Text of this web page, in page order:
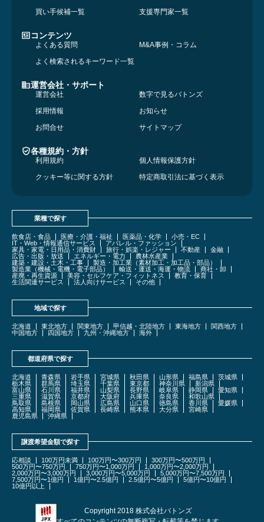
買い手候補一覧
支援専門家一覧
コンテンツ
よくある質問
M&A事例・コラム
よく検索されるキーワード一覧
運営会社・サポート
運営会社
数字で見るバトンズ
採用情報
お知らせ
お問合せ
サイトマップ
各種規約・方針
利用規約
個人情報保護方針
クッキー等に関する方針
特定商取引法に基づく表示
業種で探す
飲食店・食品 医療・介護・福祉 医薬品・化学
小売・EC
IT・Web・情報通信サービス
アパレル・ファッション
家具・家電・日用品・消費財
旅行・娯楽・レジャー 不動産
金融
広告・出版・放送
エネルギー・電力
農林水産業
建築・建設・土木・工事
製造・加工業（素材加工・加工品・部品）
製造業（機械・電機・電子部品）
輸送・運送・海運・物流
商社・卸
産廃・再生資源
美容・セルフケア・フィットネス
教育・保育
生活関連サービス
法人向けサービス その他
地域で探す
北海道 東北地方 関東地方 甲信越・北陸地方 東海地方
関西地方
中国地方
四国地方 九州・沖縄地方 海外
都道府県で探す
北海道 青森県 岩手県 宮城県 秋田県 山形県 福島県
茨城県
栃木県
群馬県 埼玉県 千葉県 東京都 神奈川県
新潟県
富山県
石川県 福井県 山梨県 長野県 岐阜県 静岡県
愛知県
三重県
滋賀県 京都府 大阪府 兵庫県 奈良県
和歌山県
鳥取県
島根県 岡山県 広島県 山口県 徳島県 香川県
愛媛県
高知県
福岡県 佐賀県 長崎県 熊本県 大分県
宮崎県
鹿児島県
沖縄県
譲渡希望金額で探す
応相談 100万円未満 100万円〜300万円
300万円〜500万円
500万円〜750万円
750万円〜1,000万円
1,000万円〜2,000万円
2,000万円〜3,000万円
3,000万円〜5,000万円
5,000万円〜7,500万円
7,500万円〜1億円
1億円〜2.5億円 2.5億円〜5億円
5億円〜10億円
10億円以上
Copyright 2018 株式会社バトンズ